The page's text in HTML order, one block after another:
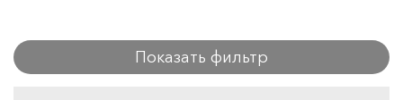
Показать фильтр